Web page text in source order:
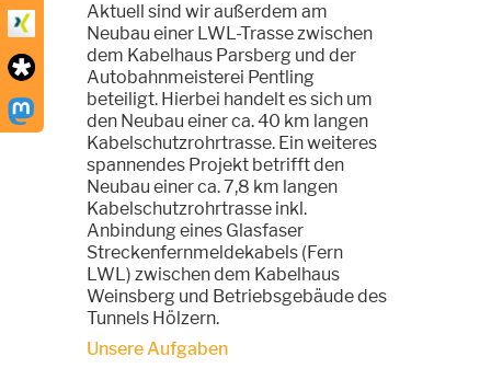
Aktuell sind wir außerdem am
Neubau einer LWL-Trasse zwischen
dem Kabelhaus Parsberg und der
Autobahnmeisterei Pentling
beteiligt. Hierbei handelt es sich um
den Neubau einer ca. 40 km langen
Kabelschutzrohrtrasse. Ein weiteres
spannendes Projekt betrifft den
Neubau einer ca. 7,8 km langen
Kabelschutzrohrtrasse inkl.
Anbindung eines Glasfaser
Streckenfernmeldekabels (Fern
LWL) zwischen dem Kabelhaus
Weinsberg und Betriebsgebäude des
Tunnels Hölzern.
Unsere Aufgaben